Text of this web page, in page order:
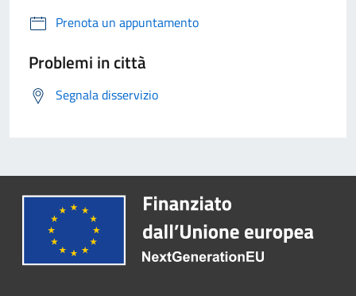
Prenota un appuntamento
Problemi in città
Segnala disservizio